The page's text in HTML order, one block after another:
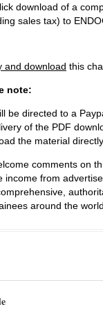
download of a
sales tax) to
and download this
note:
be directed to a
of the PDF
the material
comments on
income from
around the